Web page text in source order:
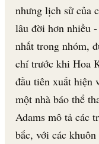
nhưng lịch sử của
lâu đời hơn nhiều
nhất trong nhóm,
chí trước khi Hoa
đầu tiên xuất hiện
một nhà báo thể
Adams mô tả các
bắc, với các